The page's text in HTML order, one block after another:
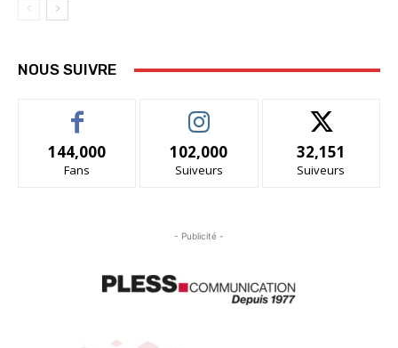
NOUS SUIVRE
144,000
Fans
102,000
Suiveurs
32,151
Suiveurs
- Publicité -